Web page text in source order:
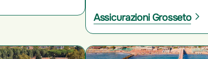
Assicurazioni Grosseto